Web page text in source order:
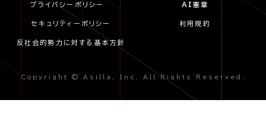
プライバシーポリシー AI憲章
セキュリティーポリシー 利用規約
反社会的勢力に対する基本方針
Copyright © Asilla, Inc. All Rights Reserved.